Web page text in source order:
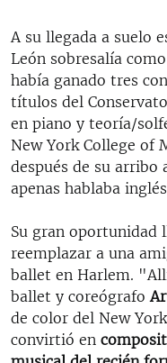
A su llegada a suelo
León sobresalía
había ganado tres
títulos del
en piano y teoría/
New York College of
después de su arribo
apenas hablaba
Su gran oportunidad
reemplazar a una
ballet en Harlem.
ballet y coreógrafo
de color del New
convirtió en